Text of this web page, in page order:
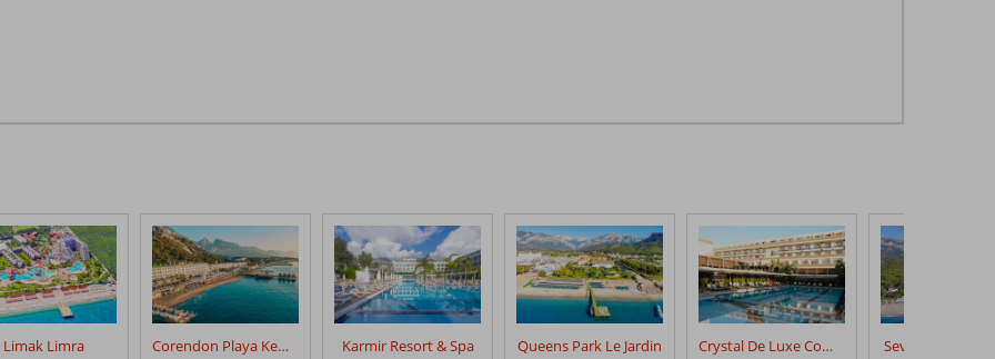
Limak Limra Corendon Playa Kemer Karmir Resort & Spa Queens Park Le Jardin Crystal De Luxe Comfort Collection Seven Seas